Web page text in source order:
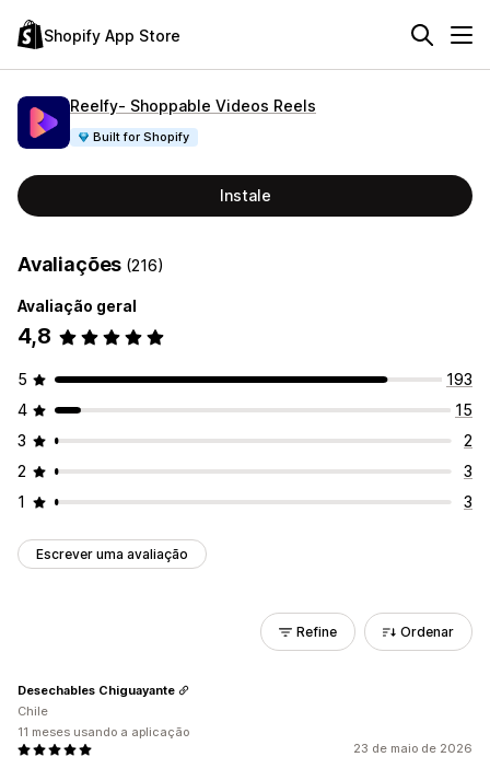
Shopify App Store
Reelfy‑ Shoppable Videos Reels
Built for Shopify
Instale
Avaliações (216)
Avaliação geral
4,8
5
193
4
15
3
2
2
3
1
3
Escrever uma avaliação
Refine Ordenar
23 de maio de 2026
Desechables Chiguayante
Chile
11 meses usando a aplicação